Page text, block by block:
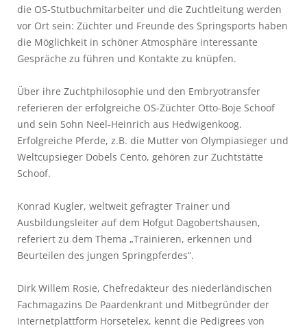
die OS-Stutbuchmitarbeiter und die Zuchtleitung werden
vor Ort sein: Züchter und Freunde des Springsports haben
die Möglichkeit in schöner Atmosphäre interessante
Gespräche zu führen und Kontakte zu knüpfen.
Über ihre Zuchtphilosophie und den Embryotransfer
referieren der erfolgreiche OS-Züchter Otto-Boje Schoof
und sein Sohn Neel-Heinrich aus Hedwigenkoog.
Erfolgreiche Pferde, z.B. die Mutter von Olympiasieger und
Weltcupsieger Dobels Cento, gehören zur Zuchtstätte
Schoof.
Konrad Kugler, weltweit gefragter Trainer und
Ausbildungsleiter auf dem Hofgut Dagobertshausen,
referiert zu dem Thema „Trainieren, erkennen und
Beurteilen des jungen Springpferdes“.
Dirk Willem Rosie, Chefredakteur des niederländischen
Fachmagazins De Paardenkrant und Mitbegründer der
Internetplattform Horsetelex, kennt die Pedigrees von